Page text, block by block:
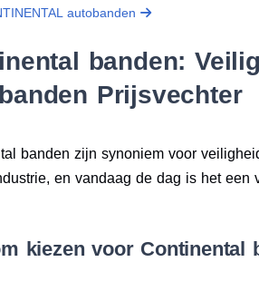
autobanden
banden:
Prijsvechter
banden zijn synoniem voor
en vandaag de dag is het een
kiezen voor Continental